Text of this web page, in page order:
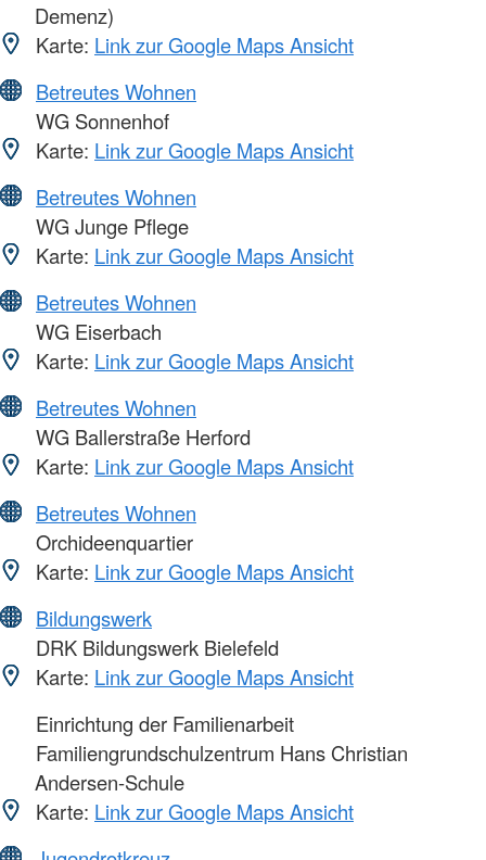
Demenz)
Karte: Link zur Google Maps Ansicht
Betreutes Wohnen
WG Sonnenhof
Karte: Link zur Google Maps Ansicht
Betreutes Wohnen
WG Junge Pflege
Karte: Link zur Google Maps Ansicht
Betreutes Wohnen
WG Eiserbach
Karte: Link zur Google Maps Ansicht
Betreutes Wohnen
WG Ballerstraße Herford
Karte: Link zur Google Maps Ansicht
Betreutes Wohnen
Orchideenquartier
Karte: Link zur Google Maps Ansicht
Bildungswerk
DRK Bildungswerk Bielefeld
Karte: Link zur Google Maps Ansicht
Einrichtung der Familienarbeit
Familiengrundschulzentrum Hans Christian
Andersen-Schule
Karte: Link zur Google Maps Ansicht